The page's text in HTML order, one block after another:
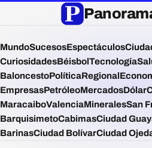
MundoSucesosEspectáculos
CuriosidadesBéisbol Tecnología
BaloncestoPolíticaRegional
EmpresasPetróleoMercadosDólar
MaracaiboValenciaMineralesSan
BarquisimetoCabimasCiudad
BarinasCiudad BolívarCiudad